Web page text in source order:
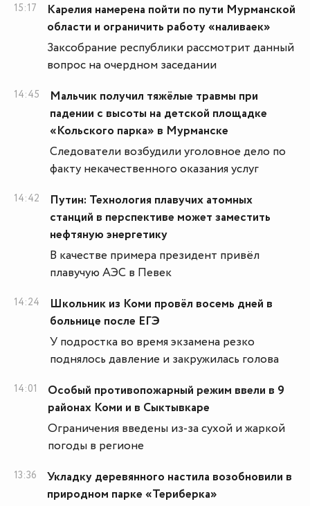
15:17
Карелия намерена пойти по пути Мурманской
области и ограничить работу «наливаек»
Заксобрание республики рассмотрит данный
вопрос на очердном заседании
14:45
Мальчик получил тяжёлые травмы при
падении с высоты на детской площадке
«Кольского парка» в Мурманске
Следователи возбудили уголовное дело по
факту некачественного оказания услуг
14:42
Путин: Технология плавучих атомных
станций в перспективе может заместить
нефтяную энергетику
В качестве примера президент привёл
плавучую АЭС в Певек
14:24
Школьник из Коми провёл восемь дней в
больнице после ЕГЭ
У подростка во время экзамена резко
поднялось давление и закружилась голова
14:01
Особый противопожарный режим ввели в 9
районах Коми и в Сыктывкаре
Ограничения введены из-за сухой и жаркой
погоды в регионе
13:36
Укладку деревянного настила возобновили в
природном парке «Териберка»